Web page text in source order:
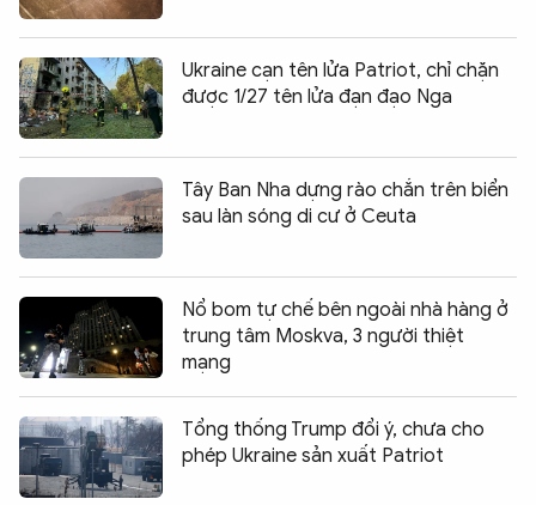
Ukraine cạn tên lửa Patriot, chỉ chặn
được 1/27 tên lửa đạn đạo Nga
Tây Ban Nha dựng rào chắn trên biển
sau làn sóng di cư ở Ceuta
Nổ bom tự chế bên ngoài nhà hàng ở
trung tâm Moskva, 3 người thiệt
mạng
Tổng thống Trump đổi ý, chưa cho
phép Ukraine sản xuất Patriot